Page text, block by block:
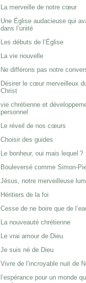
La merveille de notre cœur
Une Église audacieuse qui
dans l’unité
Les débuts de l’Église
La vie nouvelle
Ne différons pas notre
Désirer le cœur merveilleux
Christ
vie chrétienne et
personnel
Le réveil de nos cœurs
Choisir des guides
Le bonheur, oui mais lequel ?
Bouleversé comme Simon-
Jésus, notre merveilleuse
Héritiers de la foi
Cesse de ne boire que de
La nouveauté chrétienne
Le vrai amour de Dieu
Je suis né de Dieu
Vivre de l’incroyable nuit de
l’espérance pour un monde